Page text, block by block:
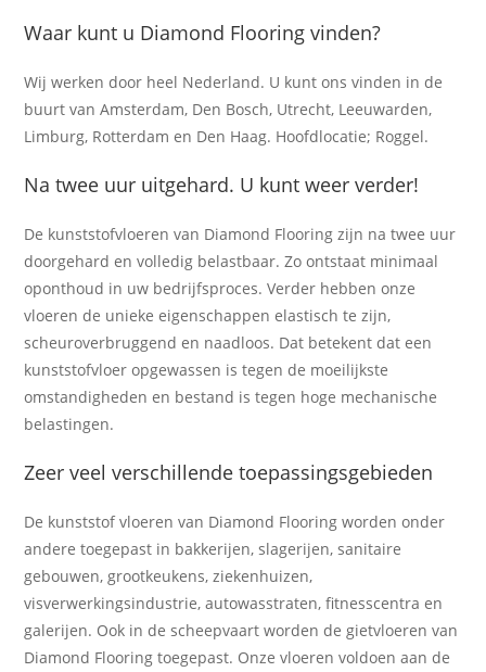
Waar kunt u Diamond Flooring vinden?
Wij werken door heel Nederland. U kunt ons vinden in de
buurt van Amsterdam, Den Bosch, Utrecht, Leeuwarden,
Limburg, Rotterdam en Den Haag. Hoofdlocatie; Roggel.
Na twee uur uitgehard. U kunt weer verder!
De kunststofvloeren van Diamond Flooring zijn na twee uur
doorgehard en volledig belastbaar. Zo ontstaat minimaal
oponthoud in uw bedrijfsproces. Verder hebben onze
vloeren de unieke eigenschappen elastisch te zijn,
scheuroverbruggend en naadloos. Dat betekent dat een
kunststofvloer opgewassen is tegen de moeilijkste
omstandigheden en bestand is tegen hoge mechanische
belastingen.
Zeer veel verschillende toepassingsgebieden
De kunststof vloeren van Diamond Flooring worden onder
andere toegepast in bakkerijen, slagerijen, sanitaire
gebouwen, grootkeukens, ziekenhuizen,
visverwerkingsindustrie, autowasstraten, fitnesscentra en
galerijen. Ook in de scheepvaart worden de gietvloeren van
Diamond Flooring toegepast. Onze vloeren voldoen aan de